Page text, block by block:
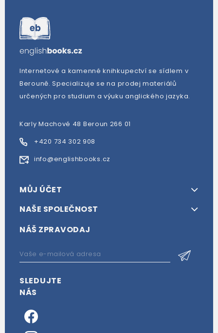
Internetové a kamenné knihkupectví se sídlem v
Berouně. Specializuje se na prodej materiálů
určených pro studium a výuku anglického jazyka.
Karly Machové 48 Beroun 266 01
+420 734 302 908
info@englishbooks.cz
MŮJ ÚČET
NAŠE SPOLEČNOST
NÁŠ ZPRAVODAJ
SLEDUJTE
NÁS